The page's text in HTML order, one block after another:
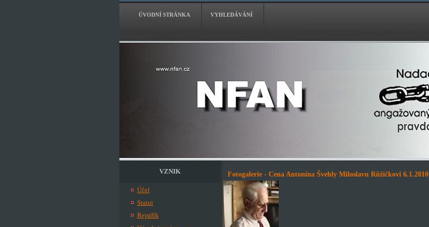
ÚVODNÍ STRÁNKA VYHLEDÁVÁNÍ
VZNIK
Účel
Statut
Rejstřík
Fotogalerie - Cena Antonína Švehly Miloslavu Růžičkovi 6.1.2010